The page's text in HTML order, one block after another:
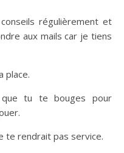
régulièrement et
aux mails car je tiens
place.
que tu te bouges pour
te rendrait pas service.